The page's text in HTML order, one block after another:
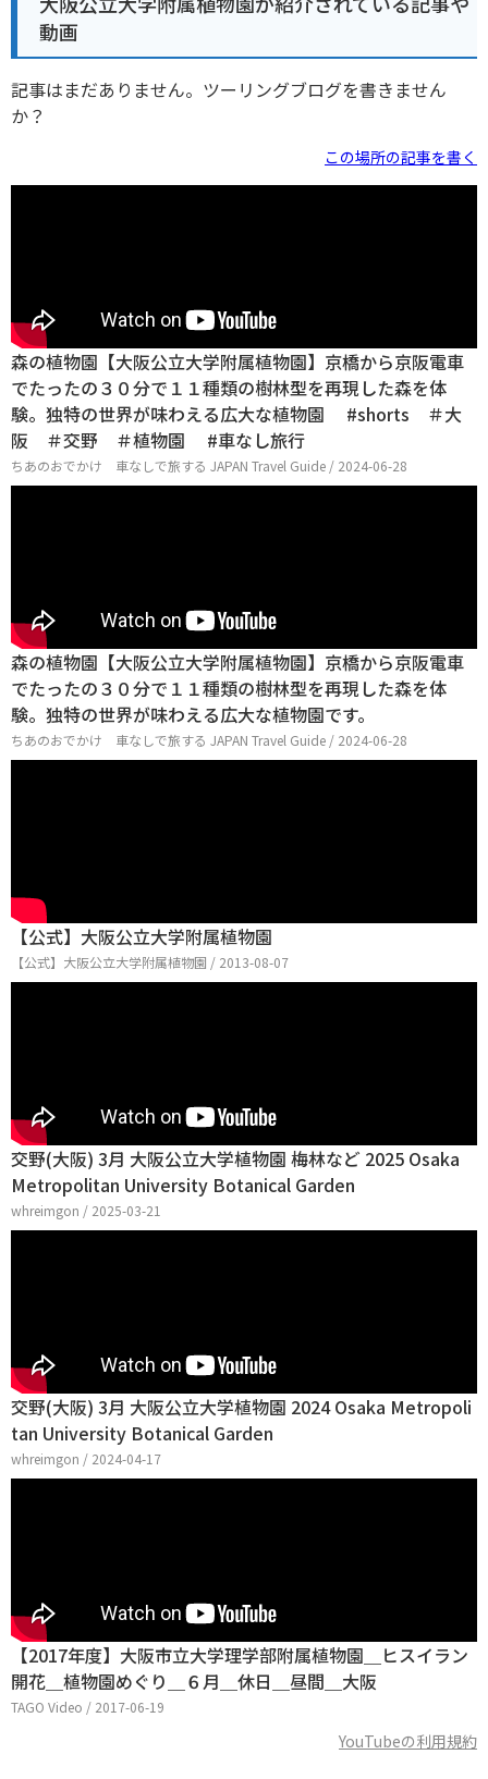
動画
記事はまだありません。ツーリングブログを書きません
か？
この場所の記事を書く
森の植物園【大阪公立大学附属植物園】京橋から京阪電車
でたったの３０分で１１種類の樹林型を再現した森を体
験。独特の世界が味わえる広大な植物園 #shorts ＃大
阪 ＃交野 ＃植物園 #車なし旅行
ちあのおでかけ 車なしで旅する JAPAN Travel Guide / 2024-06-28
森の植物園【大阪公立大学附属植物園】京橋から京阪電車
でたったの３０分で１１種類の樹林型を再現した森を体
験。独特の世界が味わえる広大な植物園です。
ちあのおでかけ 車なしで旅する JAPAN Travel Guide / 2024-06-28
【公式】大阪公立大学附属植物園
【公式】大阪公立大学附属植物園 / 2013-08-07
交野(大阪) 3月 大阪公立大学植物園 梅林など 2025 Osaka
Metropolitan University Botanical Garden
whreimgon / 2025-03-21
交野(大阪) 3月 大阪公立大学植物園 2024 Osaka Metropoli
tan University Botanical Garden
whreimgon / 2024-04-17
【2017年度】大阪市立大学理学部附属植物園＿ヒスイラン
開花＿植物園めぐり＿６月＿休日＿昼間＿大阪
TAGO Video / 2017-06-19
YouTubeの利用規約